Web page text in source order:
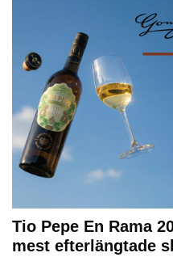
Tio Pepe En Rama
mest efterlängtade